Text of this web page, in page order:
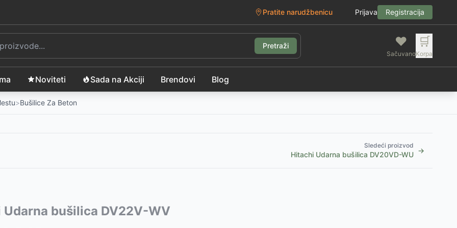
Pratite narudžbenicu Prijava Registracija
Pretraži ❤️
Sačuvano
🛒
Korpa
Noviteti Sada na Akciji Brendovi Blog
>Bušilice Za Beton
Sledeći proizvod
Hitachi Udarna bušilica DV20VD-WU →
14799RSD
Udarna bušilica DV22V-WV